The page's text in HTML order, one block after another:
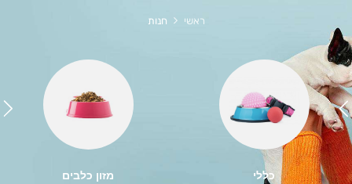
חנות
כללי מזון כלבים